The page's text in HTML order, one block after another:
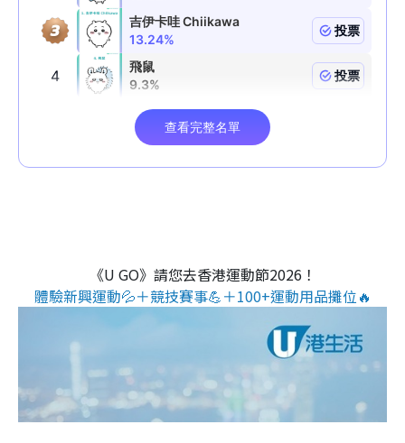
《U GO》請您去香港運動節2026！
體驗新興運動💦＋競技賽事💪＋100+運動用品攤位🔥